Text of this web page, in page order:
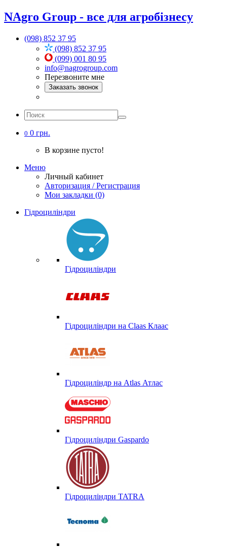
NAgro Group - все для агробізнесу
(098) 852 37 95
(098) 852 37 95
(099) 001 80 95
info@nagrogroup.com
Перезвоните мне
Заказать звонок
0 0 грн.
В корзине пусто!
Меню
Личный кабинет
Авторизация / Регистрация
Мои закладки (0)
Гідроциліндри
Гідроциліндри
Гідроциліндри на Claas Клаас
Гідроциліндр на Atlas Атлас
Гідроциліндри Gaspardo
Гідроциліндри TATRA